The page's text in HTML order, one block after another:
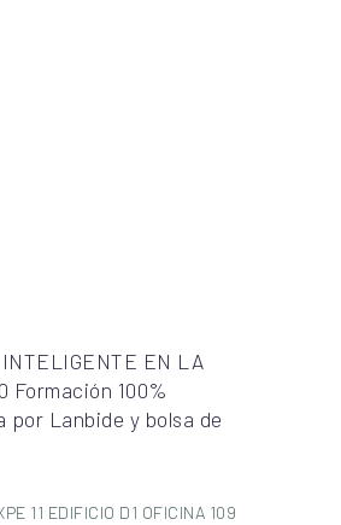
INTELIGENTE EN LA
Formación 100%
por Lanbide y bolsa de
11 EDIFICIO D1 OFICINA 109